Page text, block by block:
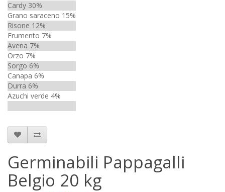
Cardy 30%
Grano saraceno 15%
Risone 12%
Frumento 7%
Avena 7%
Orzo 7%
Sorgo 6%
Canapa 6%
Durra 6%
Azuchi verde 4%
Germinabili Pappagalli
Belgio 20 kg